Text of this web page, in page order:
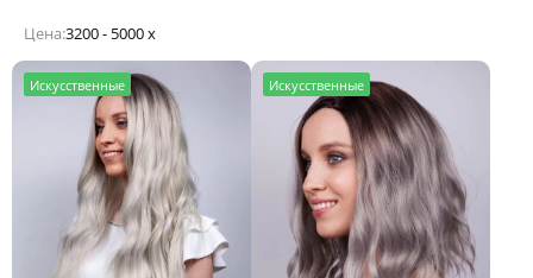
Цена:3200 - 5000 x
Искусственные Искусственные